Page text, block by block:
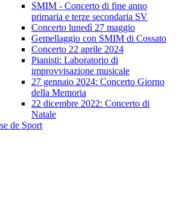
SMIM - Concerto di fine anno
primaria e terze secondaria SV
Concerto lunedì 27 maggio
Gemellaggio con SMIM di Cossato
Concerto 22 aprile 2024
Pianisti: Laboratorio di
improvvisazione musicale
27 gennaio 2024: Concerto Giorno
della Memoria
22 dicembre 2022: Concerto di
Natale
de Sport